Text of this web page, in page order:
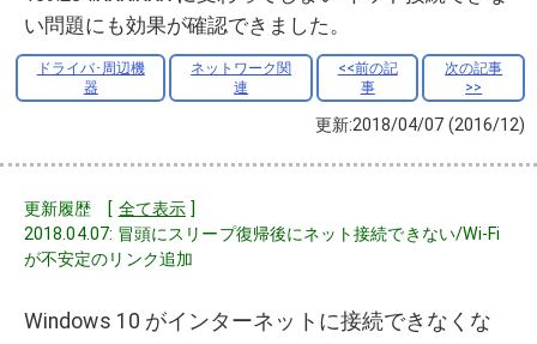
い問題にも効果が確認できました。
ドライバ･周辺機
器
ネットワーク関
連
<<前の記
事
次の記事
>>
更新:2018/04/07 (2016/12)
更新履歴 [ 全て表示]
2018.04.07: 冒頭にスリープ復帰後にネット接続できない/Wi-Fi
が不安定のリンク追加
Windows 10 がインターネットに接続できなくな